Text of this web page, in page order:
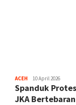
ACEH Redaksi
10 April 2026
Spanduk
JKA